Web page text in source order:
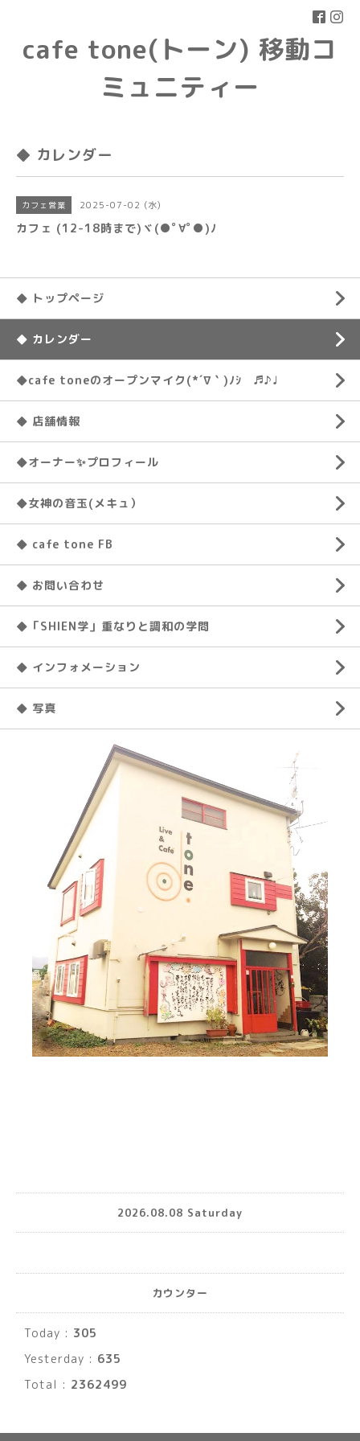
cafe tone(トーン) 移動コ
ミュニティー
◆ カレンダー
カフェ営業 2025-07-02 (水)
カフェ (12-18時まで)ヾ(●ﾟ∀ﾟ●)ﾉ
◆ トップページ
◆ カレンダー
◆cafe toneのオープンマイク(*´∇｀)ﾉｼ ♬♪♩
◆ 店舗情報
◆オーナー✨プロフィール
◆女神の音玉(メキュ）
◆ cafe tone FB
◆ お問い合わせ
◆「SHIEN学」重なりと調和の学問
◆ インフォメーション
◆ 写真
2026.08.08 Saturday
カウンター
Today : 305
Yesterday : 635
Total : 2362499